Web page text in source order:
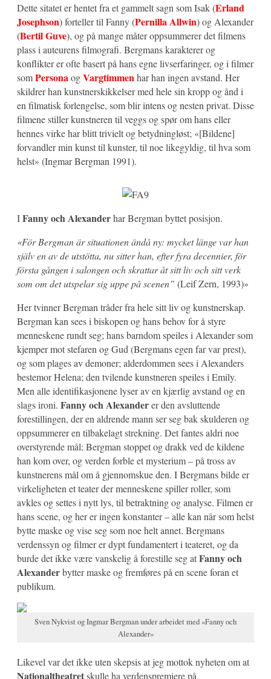
Dette sitatet er hentet fra et gammelt sagn som Isak (Erland
Josephson) forteller til Fanny (Pernilla Allwin) og Alexander
(Bertil Guve), og på mange måter oppsummerer det filmens
plass i auteurens filmografi. Bergmans karakterer og
konflikter er ofte basert på hans egne livserfaringer, og i filmer
somPersonaogVargtimmenhar han ingen avstand. Her
skildrer han kunstnerskikkelser med hele sin kropp og ånd i
en filmatisk forlengelse, som blir intens og nesten privat. Disse
filmene stiller kunstneren til veggs og spør om hans eller
hennes virke har blitt trivielt og betydningløst; «[Bildene]
forvandler min kunst til kunster, til noe likegyldig, til hva som
helst» (Ingmar Bergman 1991).
IFanny och Alexanderhar Bergman byttet posisjon.
«För Bergman är situationen ändå ny: mycket länge var han
själv en av de utstötta, nu sitter han, efter fyra decennier, för
första gången i salongen och skrattar åt sitt liv och sitt verk
som om det utspelar sig uppe på scenen” (Leif Zern, 1993)»
Her tvinner Bergman tråder fra hele sitt liv og kunstnerskap.
Bergman kan sees i biskopen og hans behov for å styre
menneskene rundt seg; hans barndom speiles i Alexander som
kjemper mot stefaren og Gud (Bergmans egen far var prest),
og som plages av demoner; alderdommen sees i Alexanders
bestemor Helena; den tvilende kunstneren speiles i Emily.
Men alle identifikasjonene lyser av en kjærlig avstand og en
slags ironi. Fanny och Alexanderer den avsluttende
forestillingen, der en aldrende mann ser seg bak skulderen og
oppsummerer en tilbakelagt strekning. Det fantes aldri noe
overstyrende mål; Bergman stoppet og drakk ved de kildene
han kom over, og verden forble et mysterium – på tross av
kunstnerens mål om å gjennomskue den. I Bergmans bilde er
virkeligheten et teater der menneskene spiller roller, som
avkles og settes i nytt lys, til betraktning og analyse. Filmen er
hans scene, og her er ingen konstanter – alle kan når som helst
bytte maske og vise seg som noe helt annet. Bergmans
verdenssyn og filmer er dypt fundamentert i teateret, og da
burde det ikke være vanskelig å forestille seg atFanny och
Alexanderbytter maske og fremføres på en scene foran et
publikum.
Sven Nykvist og Ingmar Bergman under arbeidet med «Fanny och
Alexander»
Likevel var det ikke uten skepsis at jeg mottok nyheten om at
Nationaltheatretskulle ha verdenspremiere på